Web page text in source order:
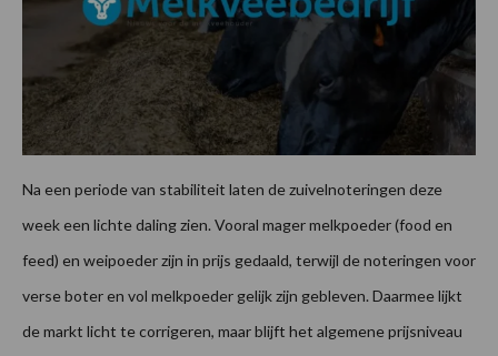
Na een periode van stabiliteit laten de zuivelnoteringen deze
week een lichte daling zien. Vooral mager melkpoeder (food en
feed) en weipoeder zijn in prijs gedaald, terwijl de noteringen voor
verse boter en vol melkpoeder gelijk zijn gebleven. Daarmee lijkt
de markt licht te corrigeren, maar blijft het algemene prijsniveau